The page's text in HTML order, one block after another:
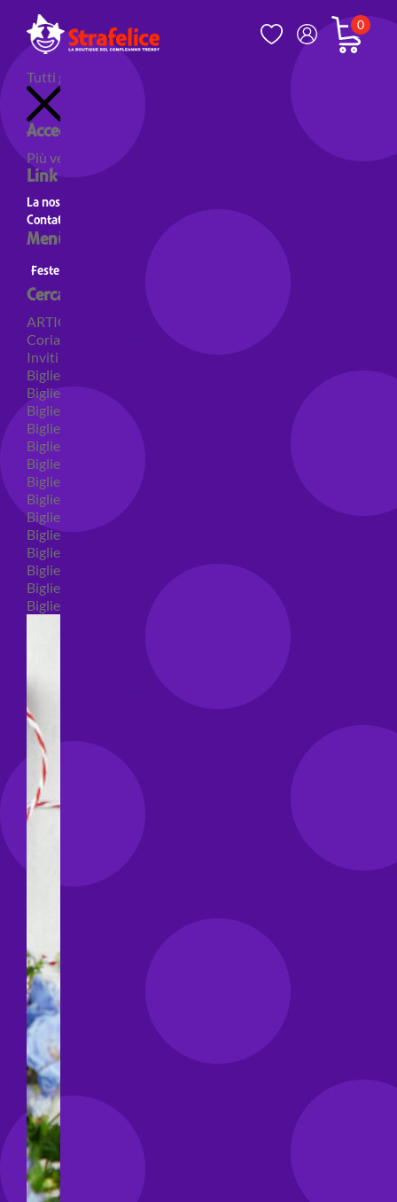
0
Tutti gli articoli
Accedi al tuo account
Più venduti Nuovi prodotti
Link utili
La nostra storia
Contatti
Menù principale
Feste a Tema Feste a tema Colori
Cerca per categoria
ARTICOLI PER FESTE
Coriandoli e sparacoriandoli
Inviti
Biglietti di auguri
Biglietti auguri pensione
Biglietti auguri compleanno
Biglietti auguri amore
Biglietti auguri nascita
Biglietti auguri primo compleanno
Biglietti auguri battesimo
Biglietti auguri per prima comunione
Biglietti auguri cresima
Biglietti auguri matrimonio
Biglietti auguri anniversario matrimonio
Biglietti auguri Natale
Biglietti auguri laurea
Biglietti auguri generici